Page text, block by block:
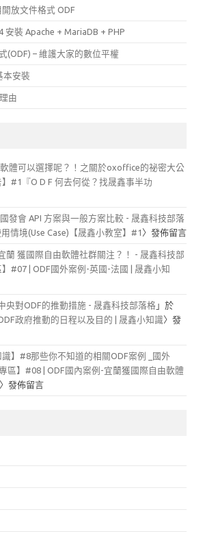
放文件格式 ODF
安裝 Apache + MariaDB + PHP
(ODF) – 維護大家的數位平權
本安裝
由
體可以選擇呢？！之關於oxoffice的祕密大公
】#1『O D F 何去何從？找晟鑫事半功
發會 API 方案與一般方案比較 - 晟鑫科技部落
情境(Use Case)【晟鑫小教室】#1 〉發佈留言
蘭 獲國際自由軟體社群關注？！ - 晟鑫科技部
】#07 | ODF國外案例-英國-法國 | 晟鑫小知
央對ODF的推動措施 - 晟鑫科技部落格 」於
政府推動的日程以及目的 | 晟鑫小知識〉發
】#8那些你不知道的相關ODF案例 _國外
專區】#08 | ODF國內案例-宜蘭獲國際自由軟體
〉發佈留言